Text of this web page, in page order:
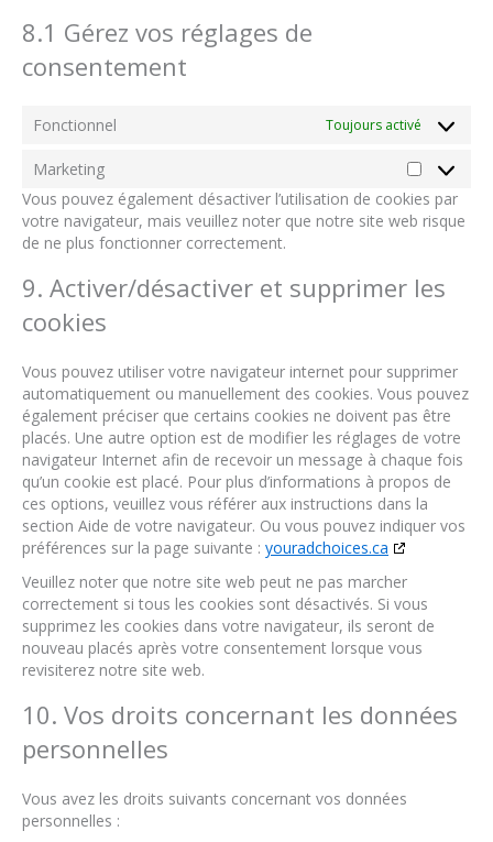
8.1 Gérez vos réglages de
consentement
Fonctionnel Toujours activé
Marketing
Marketing
Vous pouvez également désactiver l’utilisation de cookies par
votre navigateur, mais veuillez noter que notre site web risque
de ne plus fonctionner correctement.
9. Activer/désactiver et supprimer les
cookies
Vous pouvez utiliser votre navigateur internet pour supprimer
automatiquement ou manuellement des cookies. Vous pouvez
également préciser que certains cookies ne doivent pas être
placés. Une autre option est de modifier les réglages de votre
navigateur Internet afin de recevoir un message à chaque fois
qu’un cookie est placé. Pour plus d’informations à propos de
ces options, veuillez vous référer aux instructions dans la
section Aide de votre navigateur. Ou vous pouvez indiquer vos
préférences sur la page suivante :youradchoices.ca
Veuillez noter que notre site web peut ne pas marcher
correctement si tous les cookies sont désactivés. Si vous
supprimez les cookies dans votre navigateur, ils seront de
nouveau placés après votre consentement lorsque vous
revisiterez notre site web.
10. Vos droits concernant les données
personnelles
Vous avez les droits suivants concernant vos données
personnelles :